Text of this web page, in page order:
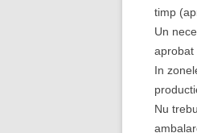
timp
Un
aprobat
In
Nu